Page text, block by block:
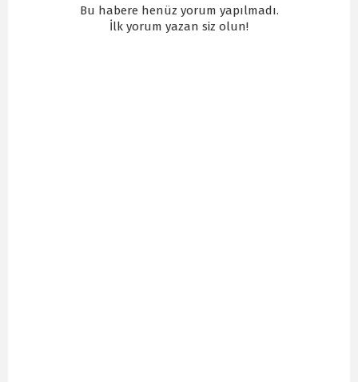
Bu habere henüz yorum yapılmadı.
İlk yorum yazan siz olun!